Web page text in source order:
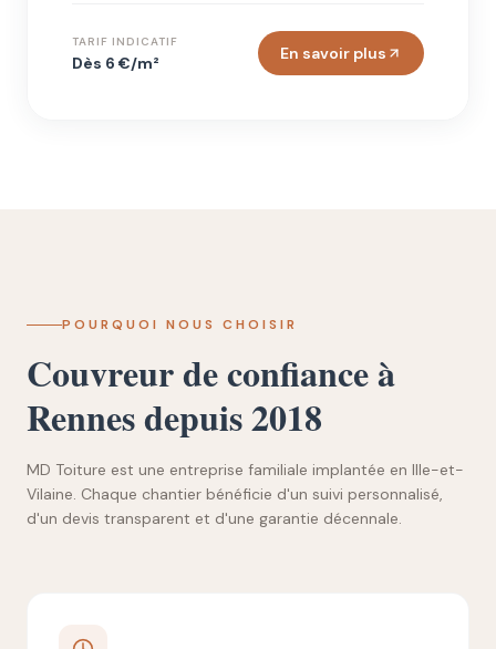
TARIF INDICATIF
Dès 6 €/m² En savoir plus
POURQUOI NOUS CHOISIR
Couvreur de confiance à
Rennes depuis 2018
MD Toiture est une entreprise familiale implantée en Ille-et-
Vilaine. Chaque chantier bénéficie d'un suivi personnalisé,
d'un devis transparent et d'une garantie décennale.